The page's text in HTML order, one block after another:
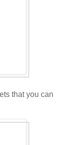
that you can